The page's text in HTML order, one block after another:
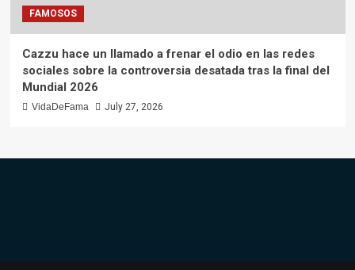
FAMOSOS
Cazzu hace un llamado a frenar el odio en las redes
sociales sobre la controversia desatada tras la final del
Mundial 2026
VidaDeFama July 27, 2026